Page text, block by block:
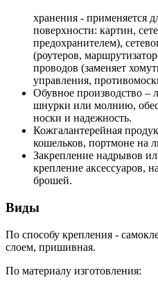
хранения - применяется
поверхности: картин,
предохранителем),
(роутеров,
проводов (заменяет
управления,
Обувное производство –
шнурки или молнию,
носки и надежность.
Кожгалантерейная
кошельков, портмоне на
Закрепление надрывов
крепление аксессуаров,
брошей.
Виды
По способу крепления -
слоем, пришивная.
По материалу изготовления: